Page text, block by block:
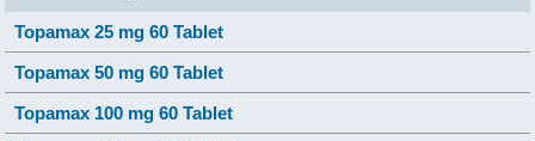
Topamax 25 mg 60 Tablet
Topamax 50 mg 60 Tablet
Topamax 100 mg 60 Tablet